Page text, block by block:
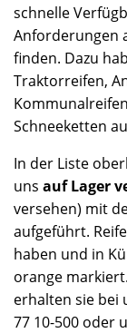
schnelle
Anforderungen
finden. Dazu
Traktorreifen,
Schneeketten
In der Liste
uns auf Lager
versehen) mit
aufgeführt.
haben und in
orange
erhalten sie bei
77 10-500 oder